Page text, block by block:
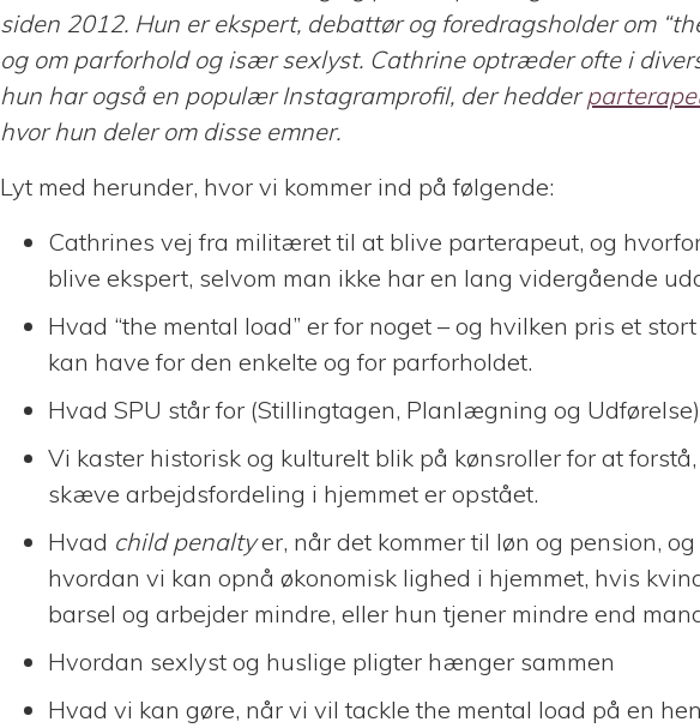
siden 2012. Hun er ekspert, debattør og foredragsholder om
og om parforhold og især sexlyst. Cathrine optræder ofte i
hun har også en populær Instagramprofil, der hedder
hvor hun deler om disse emner.
Lyt med herunder, hvor vi kommer ind på følgende:
Cathrines vej fra militæret til at blive parterapeut, og
blive ekspert, selvom man ikke har en lang vidergående
Hvad “the mental load” er for noget – og hvilken pris et
kan have for den enkelte og for parforholdet.
Hvad SPU står for (Stillingtagen, Planlægning og
Vi kaster historisk og kulturelt blik på kønsroller for at
skæve arbejdsfordeling i hjemmet er opstået.
Hvad child penaltyer, når det kommer til løn og pension,
hvordan vi kan opnå økonomisk lighed i hjemmet, hvis
barsel og arbejder mindre, eller hun tjener mindre end
Hvordan sexlyst og huslige pligter hænger sammen
Hvad vi kan gøre, når vi vil tackle the mental load på en